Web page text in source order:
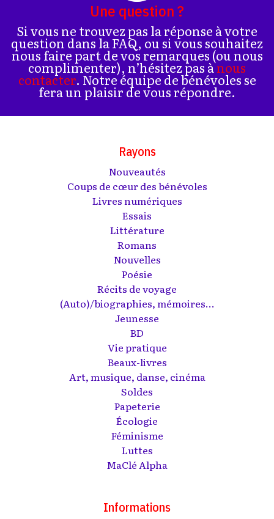
Une question ?
Si vous ne trouvez pas la réponse à votre
question dans la FAQ, ou si vous souhaitez
nous faire part de vos remarques (ou nous
complimenter), n’hésitez pas ànous
contacter. Notre équipe de bénévoles se
fera un plaisir de vous répondre.
Rayons
Nouveautés
Coups de cœur des bénévoles
Livres numériques
Essais
Littérature
Romans
Nouvelles
Poésie
Récits de voyage
(Auto)/biographies, mémoires...
Jeunesse
BD
Vie pratique
Beaux-livres
Art, musique, danse, cinéma
Soldes
Papeterie
Écologie
Féminisme
Luttes
MaClé Alpha
Informations